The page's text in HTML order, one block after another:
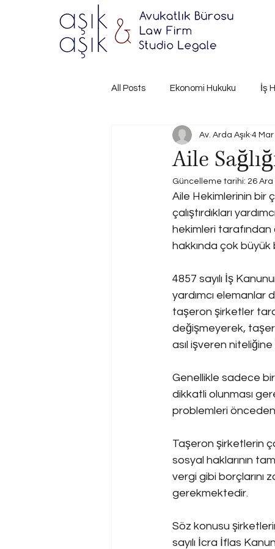
All Posts Ekonomi Hukuku İş
Aile
Av. Arda Aşık 4
Güncelleme tarihi: 26 Ara
Aile Hekimlerinin bir
çalıştırdıkları
hekimleri tarafından
hakkında çok büyük
4857 sayılı İş
yardımcı elemanlar
taşeron şirketler
değişmeyerek,
asıl işveren
Genellikle sadece
dikkatli olunması
problemleri
Taşeron şirketlerin
sosyal haklarının
vergi gibi borçlarını
gerekmektedir.
Söz konusu
sayılı İcra İflas